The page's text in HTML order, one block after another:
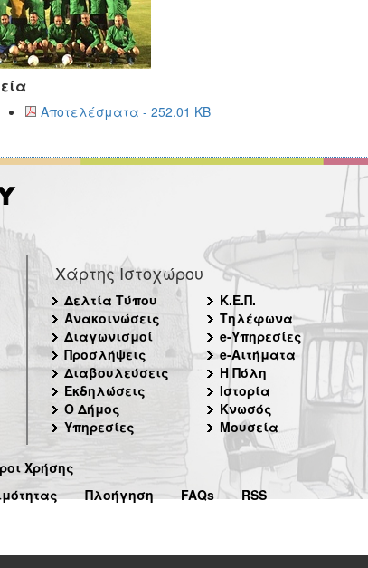
Αποτελέσματα - 252.01 KB
Χάρτης Ιστοχώρου
Δελτία Τύπου
Ανακοινώσεις
Διαγωνισμοί
Προσλήψεις
Διαβουλεύσεις
Εκδηλώσεις
Ο Δήμος
Υπηρεσίες
Κ.Ε.Π.
Τηλέφωνα
e-Υπηρεσίες
e-Αιτήματα
Η Πόλη
Ιστορία
Κνωσός
Μουσεία
Χρήσης
Πλοήγηση FAQs RSS